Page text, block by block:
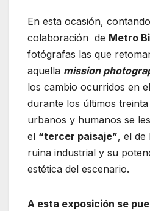
En esta ocasión,
colaboración de Metro
fotógrafas las que
aquella mission
los cambio ocurridos en
durante los últimos
urbanos y humanos se
el “tercer paisaje”, el de
ruina industrial y su
estética del escenario.
A esta exposición se